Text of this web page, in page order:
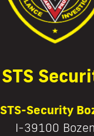
STS
STS-Security
I-39100 Bozen